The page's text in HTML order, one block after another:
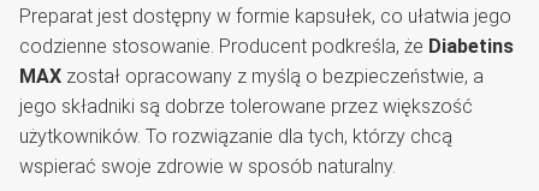
Preparat jest dostępny w formie kapsułek, co ułatwia jego
codzienne stosowanie. Producent podkreśla, że Diabetins
MAX został opracowany z myślą o bezpieczeństwie, a
jego składniki są dobrze tolerowane przez większość
użytkowników. To rozwiązanie dla tych, którzy chcą
wspierać swoje zdrowie w sposób naturalny.